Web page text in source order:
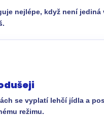
nejlépe, když není jediná
se vyplatí lehčí jídla a
režimu.